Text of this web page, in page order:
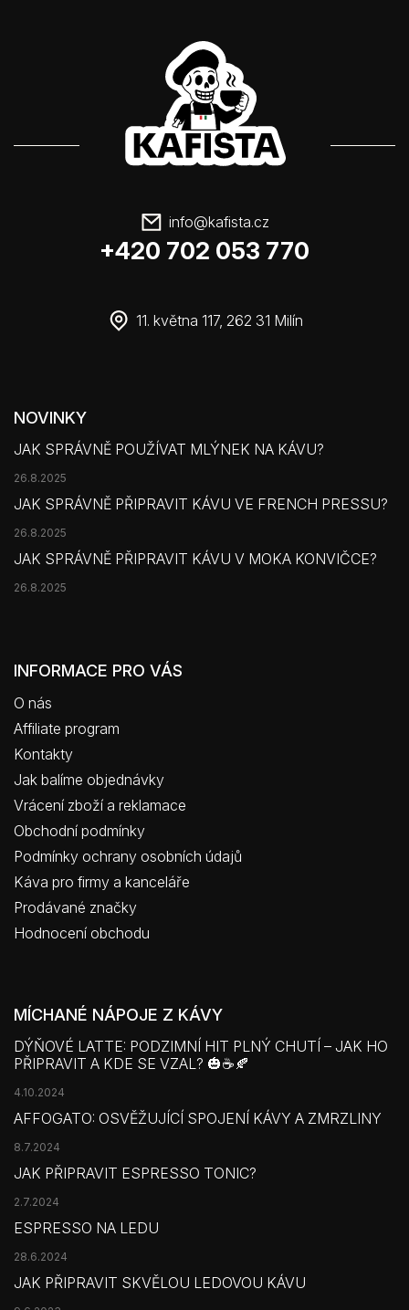
info@kafista.cz
+420 702 053 770
11. května 117, 262 31 Milín
NOVINKY
JAK SPRÁVNĚ POUŽÍVAT MLÝNEK NA KÁVU?
26.8.2025
JAK SPRÁVNĚ PŘIPRAVIT KÁVU VE FRENCH PRESSU?
26.8.2025
JAK SPRÁVNĚ PŘIPRAVIT KÁVU V MOKA KONVIČCE?
26.8.2025
INFORMACE PRO VÁS
O nás
Affiliate program
Kontakty
Jak balíme objednávky
Vrácení zboží a reklamace
Obchodní podmínky
Podmínky ochrany osobních údajů
Káva pro firmy a kanceláře
Prodávané značky
Hodnocení obchodu
MÍCHANÉ NÁPOJE Z KÁVY
DÝŇOVÉ LATTE: PODZIMNÍ HIT PLNÝ CHUTÍ – JAK HO
PŘIPRAVIT A KDE SE VZAL? 🎃☕🍂
4.10.2024
AFFOGATO: OSVĚŽUJÍCÍ SPOJENÍ KÁVY A ZMRZLINY
8.7.2024
JAK PŘIPRAVIT ESPRESSO TONIC?
2.7.2024
ESPRESSO NA LEDU
28.6.2024
JAK PŘIPRAVIT SKVĚLOU LEDOVOU KÁVU